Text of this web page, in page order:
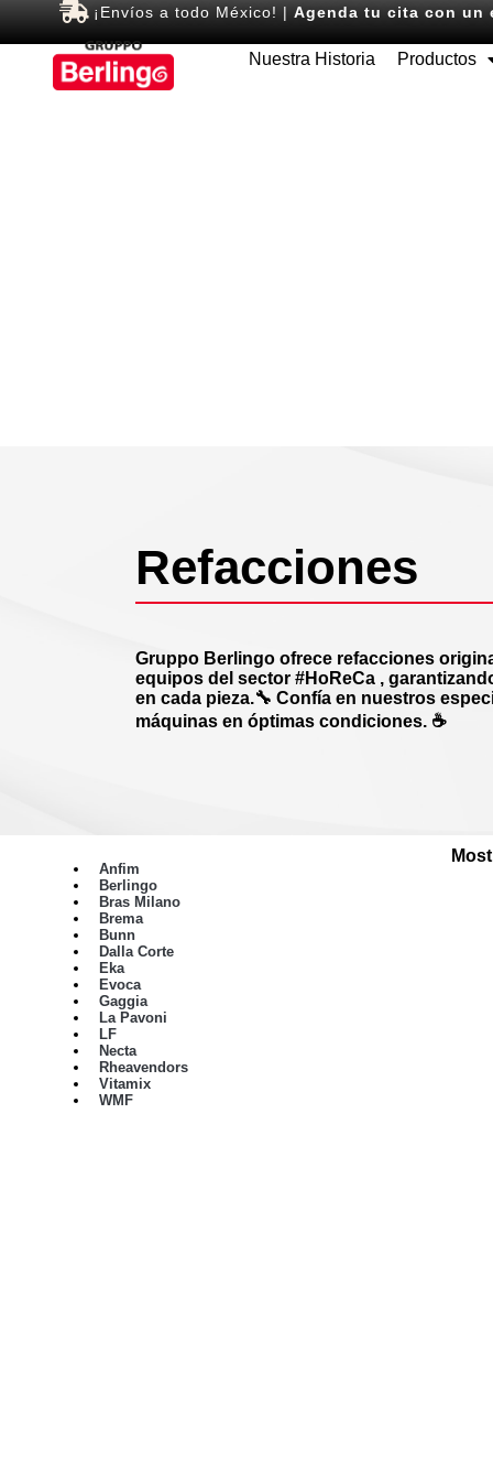
¡Envíos a todo México! | Agenda tu cita con un
Nuestra Historia Productos
Refacciones
Gruppo Berlingo ofrece refacciones
equipos del sector #HoReCa ,
en cada pieza.🔧 Confía en nuestros
máquinas en óptimas condiciones. ☕
Anfim
Berlingo
Bras Milano
Brema
Bunn
Dalla Corte
Eka
Evoca
Gaggia
La Pavoni
LF
Necta
Rheavendors
Vitamix
WMF